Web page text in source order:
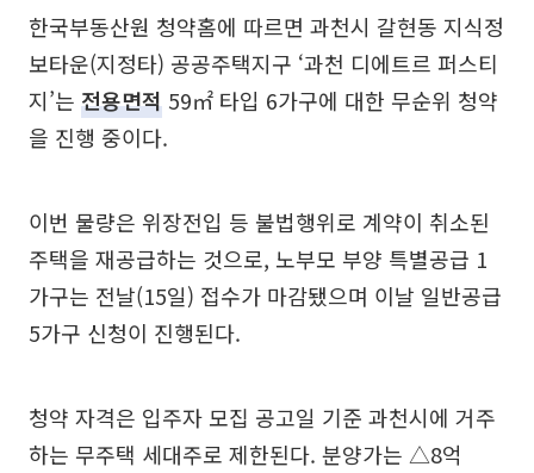
한국부동산원 청약홈에 따르면 과천시 갈현동 지식정
보타운(지정타) 공공주택지구 ‘과천 디에트르 퍼스티
지’는 전용면적 59㎡ 타입 6가구에 대한 무순위 청약
을 진행 중이다.
이번 물량은 위장전입 등 불법행위로 계약이 취소된
주택을 재공급하는 것으로, 노부모 부양 특별공급 1
가구는 전날(15일) 접수가 마감됐으며 이날 일반공급
5가구 신청이 진행된다.
청약 자격은 입주자 모집 공고일 기준 과천시에 거주
하는 무주택 세대주로 제한된다. 분양가는 △8억